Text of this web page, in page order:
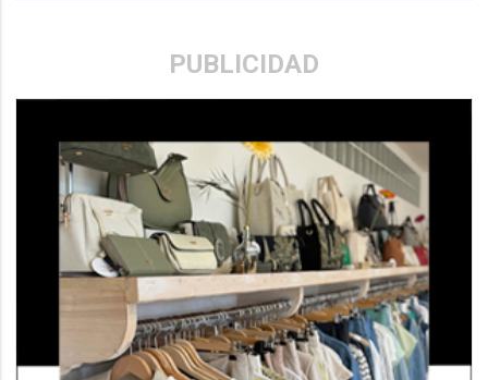
PUBLICIDAD